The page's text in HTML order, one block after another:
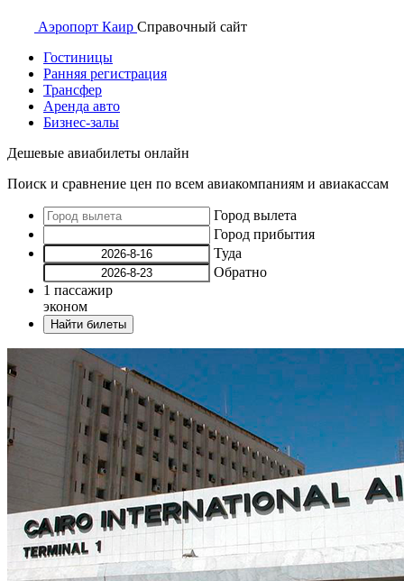
Аэропорт Каир Справочный сайт
Гостиницы
Ранняя регистрация
Трансфер
Аренда авто
Бизнес-залы
Дешевые авиабилеты онлайн
Поиск и сравнение цен по всем авиакомпаниям и авиакассам
Город вылета
Город прибытия
Туда
Обратно
1 пассажир
эконом
Найти билеты